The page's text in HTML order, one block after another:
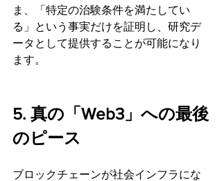
ま、「特定の治験条件を満たしてい
る」という事実だけを証明し、研究デ
ータとして提供することが可能になり
ます。
5. 真の「Web3」への最後
のピース
ブロックチェーンが社会インフラにな